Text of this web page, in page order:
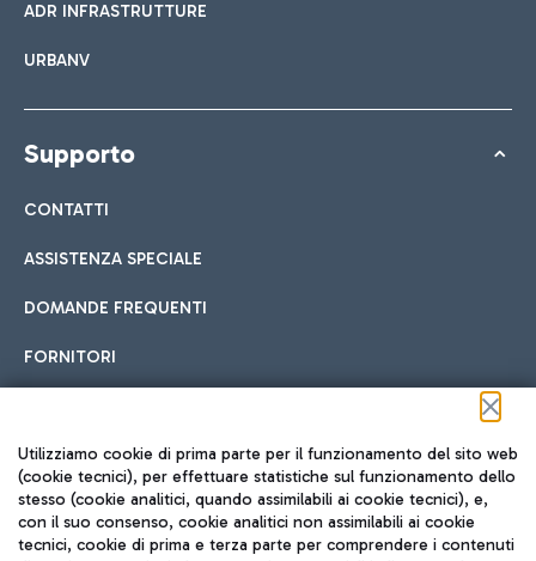
ADR INFRASTRUTTURE
URBANV
Supporto
CONTATTI
ASSISTENZA SPECIALE
DOMANDE FREQUENTI
FORNITORI
Seguici sui social
Utilizziamo cookie di prima parte per il funzionamento del sito web
(cookie tecnici), per effettuare statistiche sul funzionamento dello
stesso (cookie analitici, quando assimilabili ai cookie tecnici), e,
con il suo consenso, cookie analitici non assimilabili ai cookie
tecnici, cookie di prima e terza parte per comprendere i contenuti